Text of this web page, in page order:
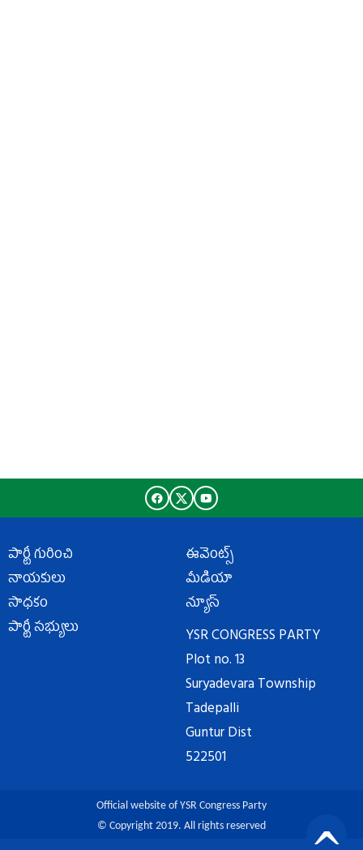
పార్టీ గురించి
నాయకులు
సాధకం
పార్టీ సభ్యులు
ఈవెంట్స్
మీడియా
న్యూస్
YSR CONGRESS PARTY
Plot no. 13
Suryadevara Township
Tadepalli
Guntur Dist
522501
Official website of YSR Congress Party
© Copyright 2019. All rights reserved